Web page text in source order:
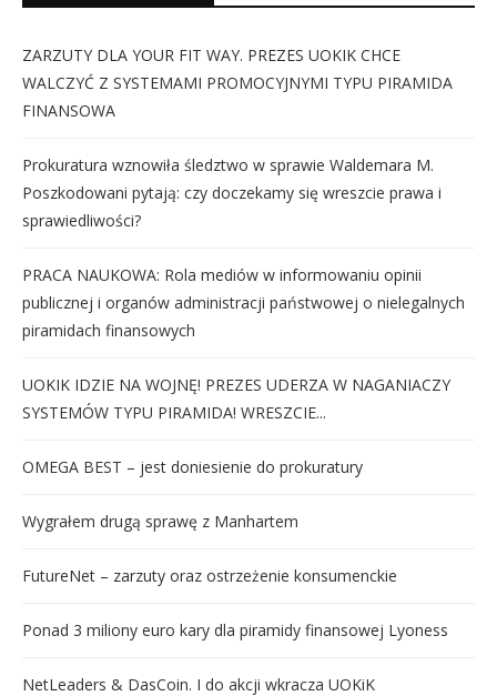
ZARZUTY DLA YOUR FIT WAY. PREZES UOKIK CHCE
WALCZYĆ Z SYSTEMAMI PROMOCYJNYMI TYPU PIRAMIDA
FINANSOWA
Prokuratura wznowiła śledztwo w sprawie Waldemara M.
Poszkodowani pytają: czy doczekamy się wreszcie prawa i
sprawiedliwości?
PRACA NAUKOWA: Rola mediów w informowaniu opinii
publicznej i organów administracji państwowej o nielegalnych
piramidach finansowych
UOKIK IDZIE NA WOJNĘ! PREZES UDERZA W NAGANIACZY
SYSTEMÓW TYPU PIRAMIDA! WRESZCIE...
OMEGA BEST – jest doniesienie do prokuratury
Wygrałem drugą sprawę z Manhartem
FutureNet – zarzuty oraz ostrzeżenie konsumenckie
Ponad 3 miliony euro kary dla piramidy finansowej Lyoness
NetLeaders & DasCoin. I do akcji wkracza UOKiK